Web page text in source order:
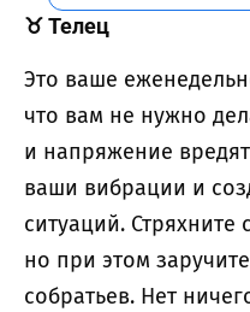
♉Телец
Это ваше
что вам не нужно
и напряжение
ваши вибрации и
ситуаций. Стряхните
но при этом
собратьев. Нет